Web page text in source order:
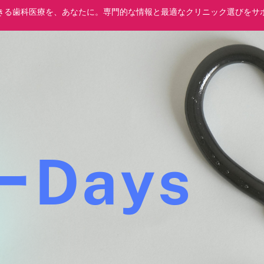
る歯科医療を、あなたに。専門的な情報と最適なクリニック選びをサ